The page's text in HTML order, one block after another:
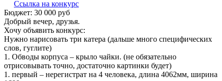
Ссылка на конкурс
Бюджет: 30 000 руб
Добрый вечер, друзья.
Хочу объявить конкурс:
Нужно нарисовать три катера (дальше много специфических
слов, гуглите)
1. Обводы корпуса – крыло чайки. (не обязательно
отрисовывать точно, достаточно картинки будет)
1. первый – нерегистрат на 4 человека, длина 4062мм, ширина